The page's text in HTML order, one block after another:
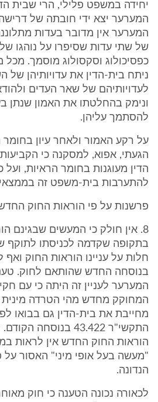
יחידה במשפט פלילי, הרי שבית
המערער יצא ידי חובתה של דרישה
המערער אין מדובר בעדות
של שתי עדות שסיפרו על נוהגו
כפסיכולוג וסקסולוג מוסמך. מכל
ניתח בית-הדין את עדויותיהן של
לעדויותיהם של שאר העדים
ונימק בהחלטתו את האמון שנתן
להסתמך עליהן.
על רקע האמור ולאחר עיון
הגעתי, אפוא, למסקנה כי
הדין מעוגנות בחומר הראיות, ועל
להתערבות בית-משפט זה
פרשנות על פי הוראות החוק
8. אין חולק כי המעשים שבגינם
בתקופה שקדמה לכניסתו לתוקף
חלות על עניינו הוראות החוק
בנוסחה החדש שהותאם לחוק.
המערער לעניין זה היתה כי עם
המחוקק מחדש מהי הטרדה מינית
מחייבת את בית-הדין גם בבואו
התקשי"ר 43.422
הוראות החוק החדש אין לראות
"מעשה בעל אופי מיני" האסור
הנדונה.
לכאורה נכונה הטענה כי חוק